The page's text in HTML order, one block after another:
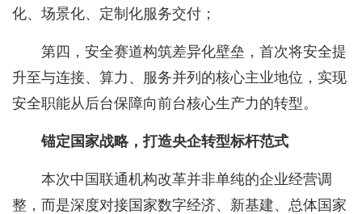
化、场景化、定制化服务交付；
第四，安全赛道构筑差异化壁垒，首次将安全提
升至与连接、算力、服务并列的核心主业地位，实现
安全职能从后台保障向前台核心生产力的转型。
锚定国家战略，打造央企转型标杆范式
本次中国联通机构改革并非单纯的企业经营调
整，而是深度对接国家数字经济、新基建、总体国家